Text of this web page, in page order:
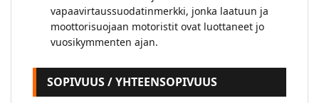
vapaavirtaussuodatinmerkki, jonka laatuun ja
moottorisuojaan motoristit ovat luottaneet jo
vuosikymmenten ajan.
SOPIVUUS / YHTEENSOPIVUUS